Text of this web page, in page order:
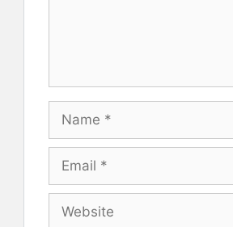
Name
Email
Website